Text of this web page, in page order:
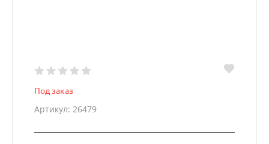
Под заказ
Артикул: 26479